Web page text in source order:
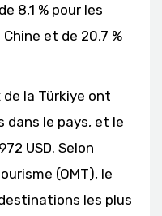
8,1 % pour les
et de 20,7 %
la Türkiye ont
dans le pays, et le
USD. Selon
(OMT), le
les plus